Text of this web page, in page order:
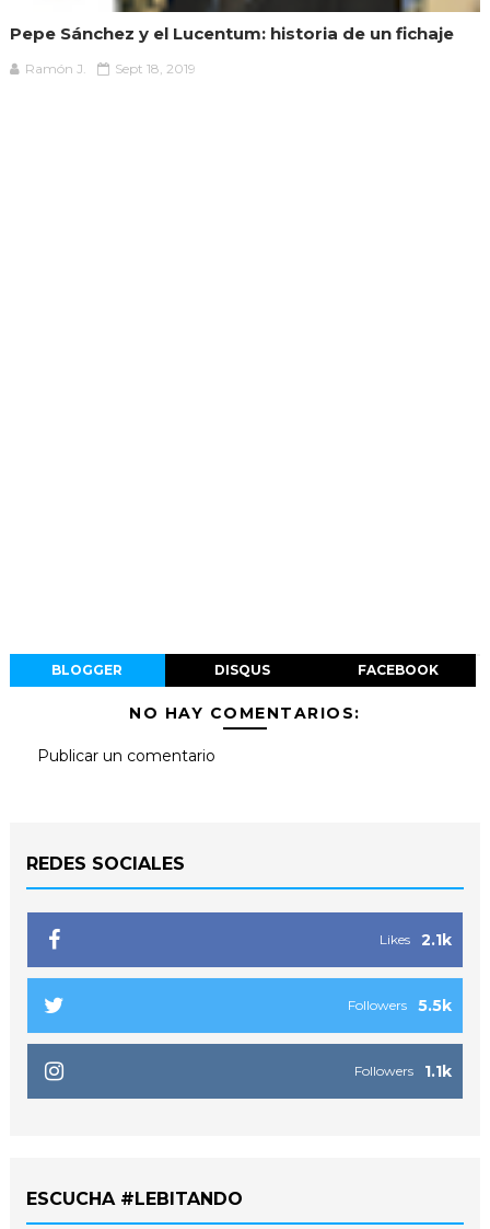
Pepe Sánchez y el Lucentum: historia de un fichaje
Ramón J. Sept 18, 2019
BLOGGER DISQUS FACEBOOK
NO HAY COMENTARIOS:
Publicar un comentario
REDES SOCIALES
2.1k
Likes
5.5k
Followers
1.1k
Followers
ESCUCHA #LEBITANDO